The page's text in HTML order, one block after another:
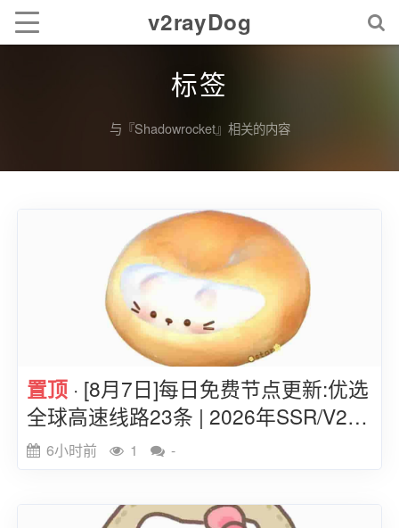
v2rayDog
标签
与『Shadowrocket』相关的内容
置顶· [8月7日]每日免费节点更新:优选
全球高速线路23条 | 2026年SSR/V2ra
y/Clash订阅链接
6小时前 1 -